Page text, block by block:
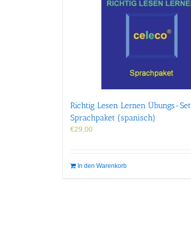
Richtig Lesen Lernen Übungs-Set
Sprachpaket (spanisch)
€29,00
In den Warenkorb